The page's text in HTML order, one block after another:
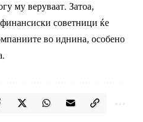
му веруваат. Затоа,
советници ќе
во иднина, особено